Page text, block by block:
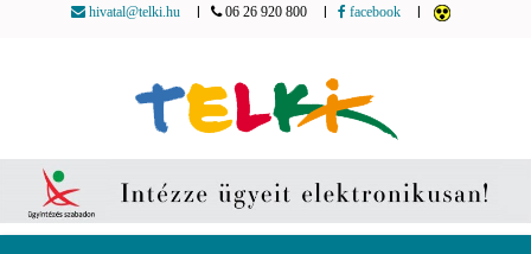
hivatal@telki.hu 06 26 920 800 facebook